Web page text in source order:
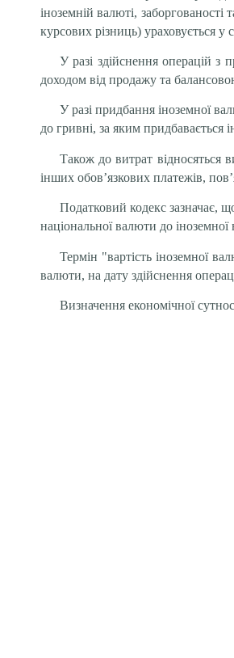
іноземній валюті,
курсових різниць) ураховується у
У разі здійснення операцій з
доходом від продажу та
У разі придбання іноземної
до гривні, за яким придбавається
Також до витрат відносяться
інших обов’язкових платежів,
Податковий кодекс зазначає,
національної валюти до
Термін "вартість іноземної
валюти, на дату здійснення
Визначення економічної